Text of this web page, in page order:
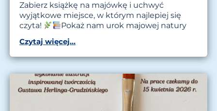
Zabierz książkę na majówkę i uchwyć
wyjątkowe miejsce, w którym najlepiej się
czyta!
Pokaż nam urok majowej natury
Czytaj więcej...